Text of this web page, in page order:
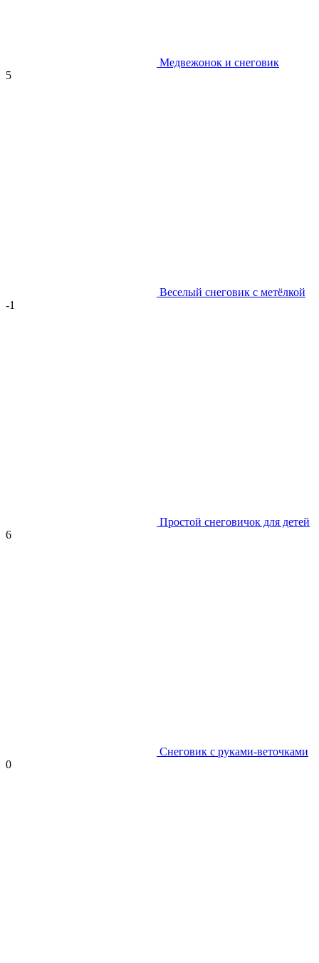
Медвежонок и снеговик
5
Веселый снеговик с метёлкой
-1
Простой снеговичок для детей
6
Снеговик с руками-веточками
0